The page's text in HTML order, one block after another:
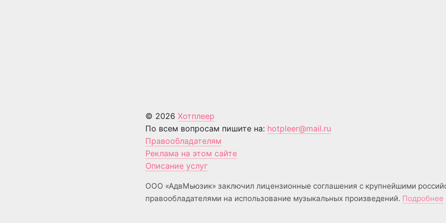
© 2026 Хотплеер
По всем вопросам пишите на: hotpleer@mail.ru
Правообладателям
Реклама на этом сайте
Описание услуг
ООО «АдвМьюзик» заключил лицензионные соглашения с крупнейшими
правообладателями на использование музыкальных произведений. Подробнее